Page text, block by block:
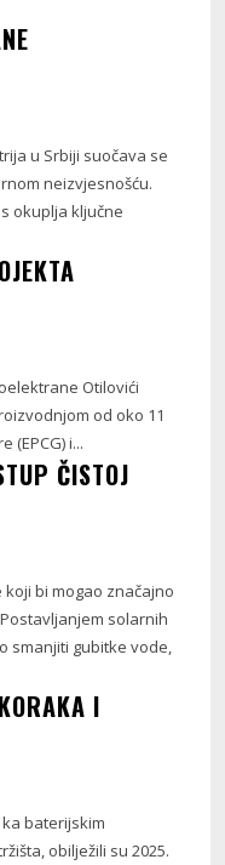
u Srbiji suočava se
neizvjesnošću.
okuplja ključne
Otilovići
od oko 11
(EPCG) i...
ČISTOJ
bi mogao značajno
solarnih
smanjiti gubitke vode,
I
baterijskim
obilježili su 2025.